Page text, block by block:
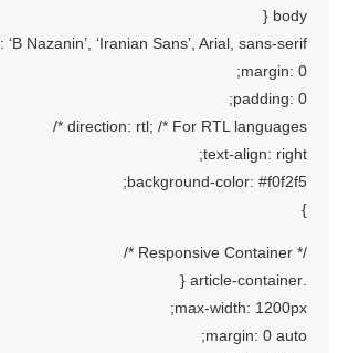
body {
Nazanin’, ‘Iranian Sans’, Arial, sans-serif;
margin: 0;
padding: 0;
direction: rtl; /* For RTL languages */
text-align: right;
background-color: #f0f2f5;
}
/* Responsive Container */
.article-container {
max-width: 1200px;
margin: 0 auto;